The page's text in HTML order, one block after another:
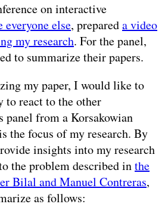
on interactive
everyone else, prepareda video
my research. For the panel,
to summarize their papers.
my paper, I would like to
to react to the other
panel from a Korsakowian
the focus of my research. By
insights into my research
the problem described inthe
Bilal and Manuel Contreras,
as follows: